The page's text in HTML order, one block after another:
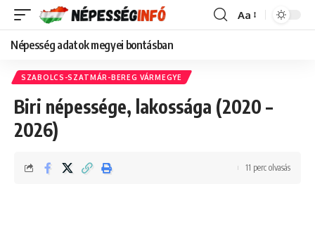
Font
Aa
Népesség adatok megyei bontásban
SZABOLCS-SZATMÁR-BEREG VÁRMEGYE
Biri népessége, lakossága (2020 –
2026)
11 perc olvasás